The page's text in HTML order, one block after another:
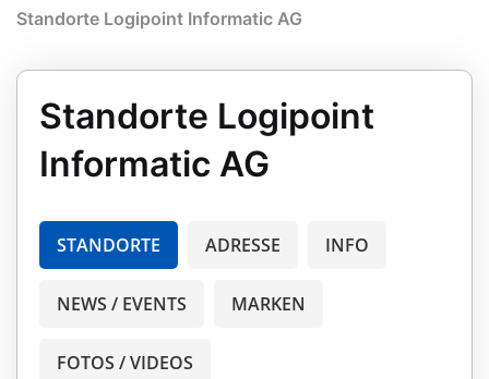
Standorte Logipoint Informatic AG
Standorte Logipoint
Informatic AG
STANDORTE ADRESSE INFO
NEWS / EVENTS MARKEN
FOTOS / VIDEOS